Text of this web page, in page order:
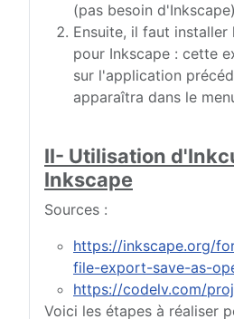
(pas besoin
Ensuite, il faut
pour Inkscape : cette
sur l'application
apparaîtra dans le
II- Utilisation
Inkscape
Sources :
https://inkscape.org/
file-export-save-as-
https://codelv.com/
Voici les étapes à réaliser